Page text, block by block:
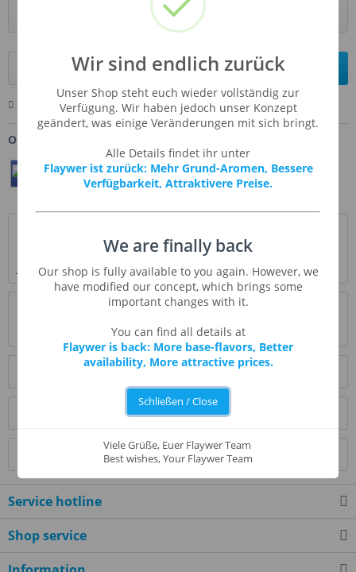
Add toshopping cart
Remember Comment Ask us about this product
Order number:
Teilen Twittern Pin It
Funnel Cake ist eine Süßspeise, die in Nordamerika auf
Jahrmärkten angeboten wird - im...more
Read, write and discuss reviews... more
Similar products
Customers also bought
Customers also viewed
Service hotline
Shop service
Wir sind endlich zurück
Unser Shop steht euch wieder vollständig zur
Verfügung. Wir haben jedoch unser Konzept
geändert, was einige Veränderungen mit sich bringt.
Alle Details findet ihr unter
Flaywer ist zurück: Mehr Grund-Aromen, Bessere
Verfügbarkeit, Attraktivere Preise.
We are finally back
Our shop is fully available to you again. However, we
have modified our concept, which brings some
important changes with it.
You can find all details at
Flaywer is back: More base-flavors, Better
availability, More attractive prices.
Schließen / Close
Viele Grüße, Euer Flaywer Team
Best wishes, Your Flaywer Team